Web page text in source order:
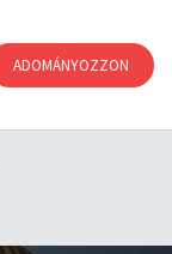
ADOMÁNYOZZON